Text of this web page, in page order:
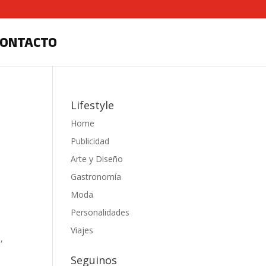
Lifestyle
Home
Publicidad
Arte y Diseño
Gastronomía
Moda
Personalidades
Viajes
Seguinos